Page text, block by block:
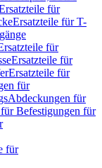
für
Ersatzteile für T-
für
Ersatzteile für
Ersatzteile für
für
Abdeckungen für
Befestigungen für
für